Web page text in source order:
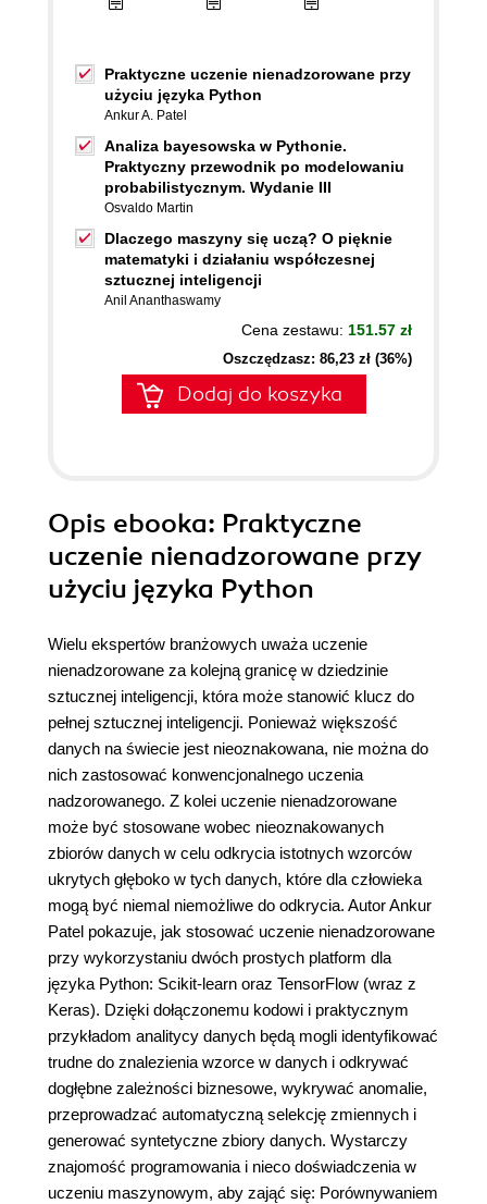
Praktyczne uczenie nienadzorowane przy
użyciu języka Python
Ankur A. Patel
Analiza bayesowska w Pythonie.
Praktyczny przewodnik po modelowaniu
probabilistycznym. Wydanie III
Osvaldo Martin
Dlaczego maszyny się uczą? O pięknie
matematyki i działaniu współczesnej
sztucznej inteligencji
Anil Ananthaswamy
Cena zestawu: 151.57 zł
Oszczędzasz: 86,23 zł (36%)
Dodaj do koszyka
Opis ebooka: Praktyczne
uczenie nienadzorowane przy
użyciu języka Python
Wielu ekspertów branżowych uważa uczenie
nienadzorowane za kolejną granicę w dziedzinie
sztucznej inteligencji, która może stanowić klucz do
pełnej sztucznej inteligencji. Ponieważ większość
danych na świecie jest nieoznakowana, nie można do
nich zastosować konwencjonalnego uczenia
nadzorowanego. Z kolei uczenie nienadzorowane
może być stosowane wobec nieoznakowanych
zbiorów danych w celu odkrycia istotnych wzorców
ukrytych głęboko w tych danych, które dla człowieka
mogą być niemal niemożliwe do odkrycia. Autor Ankur
Patel pokazuje, jak stosować uczenie nienadzorowane
przy wykorzystaniu dwóch prostych platform dla
języka Python: Scikit-learn oraz TensorFlow (wraz z
Keras). Dzięki dołączonemu kodowi i praktycznym
przykładom analitycy danych będą mogli identyfikować
trudne do znalezienia wzorce w danych i odkrywać
dogłębne zależności biznesowe, wykrywać anomalie,
przeprowadzać automatyczną selekcję zmiennych i
generować syntetyczne zbiory danych. Wystarczy
znajomość programowania i nieco doświadczenia w
uczeniu maszynowym, aby zająć się: Porównywaniem